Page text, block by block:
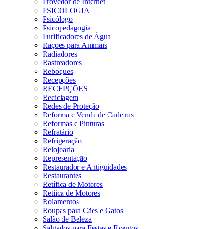
Provedor de Internet
PSICOLOGIA
Psicólogo
Psicopedagogia
Purificadores de Água
Rações para Animais
Radiadores
Rastreadores
Reboques
Recepções
RECEPÇÕES
Reciclagem
Redes de Proteção
Reforma e Venda de Cadeiras
Reformas e Pinturas
Refratário
Refrigeração
Relojoaria
Representação
Restaurador e Antiguidades
Restaurantes
Retífica de Motores
Retíica de Motores
Rolamentos
Roupas para Cães e Gatos
Salão de Beleza